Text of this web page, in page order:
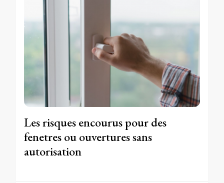
Les risques encourus pour des
fenetres ou ouvertures sans
autorisation